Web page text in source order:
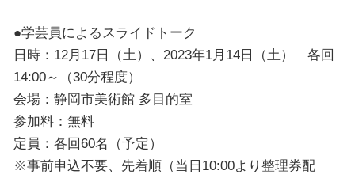
●学芸員によるスライドトーク
日時：12月17日（土）、2023年1月14日（土） 各回
14:00～（30分程度）
会場：静岡市美術館 多目的室
参加料：無料
定員：各回60名（予定）
※事前申込不要、先着順（当日10:00より整理券配